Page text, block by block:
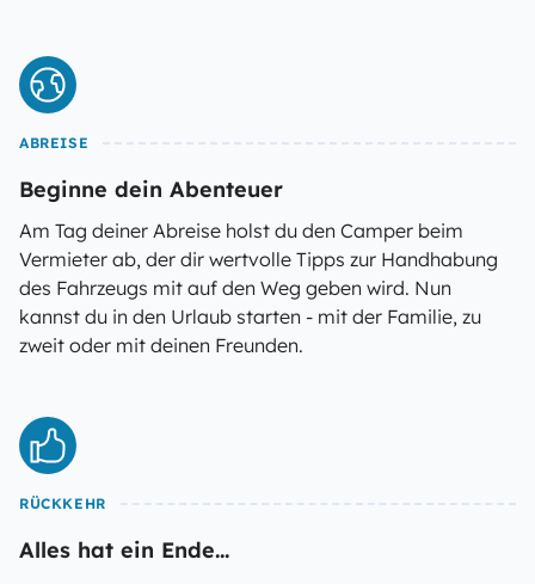
ABREISE
Beginne dein Abenteuer
Am Tag deiner Abreise holst du den Camper beim
Vermieter ab, der dir wertvolle Tipps zur Handhabung
des Fahrzeugs mit auf den Weg geben wird. Nun
kannst du in den Urlaub starten - mit der Familie, zu
zweit oder mit deinen Freunden.
RÜCKKEHR
Alles hat ein Ende...